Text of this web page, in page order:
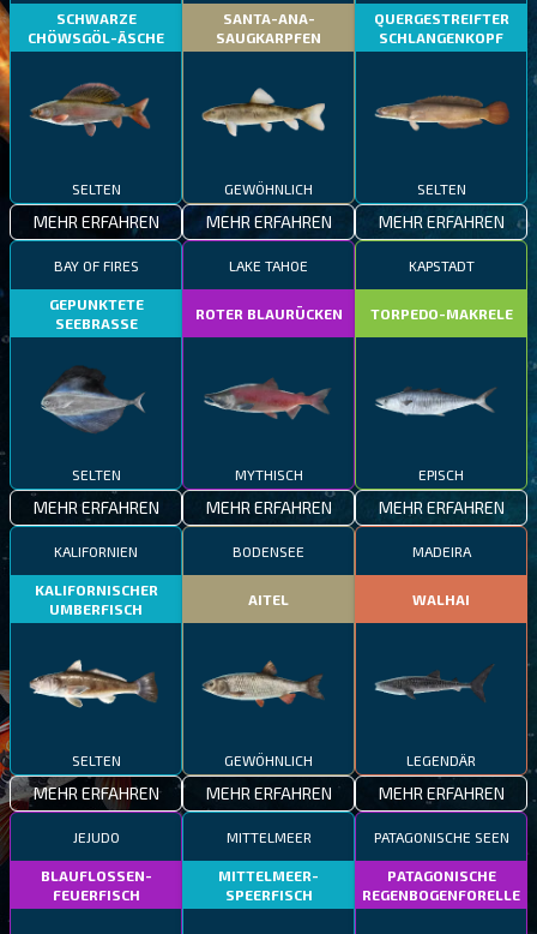
SCHWARZE
CHÖWSGÖL-ÄSCHE
SELTEN
MEHR ERFAHREN
SANTA-ANA-
SAUGKARPFEN
GEWÖHNLICH
MEHR ERFAHREN
QUERGESTREIFTER
SCHLANGENKOPF
SELTEN
MEHR ERFAHREN
BAY OF FIRES
GEPUNKTETE
SEEBRASSE
SELTEN
MEHR ERFAHREN
LAKE TAHOE
ROTER BLAURÜCKEN
MYTHISCH
MEHR ERFAHREN
KAPSTADT
TORPEDO-MAKRELE
EPISCH
MEHR ERFAHREN
KALIFORNIEN
KALIFORNISCHER
UMBERFISCH
SELTEN
MEHR ERFAHREN
BODENSEE
AITEL
GEWÖHNLICH
MEHR ERFAHREN
MADEIRA
WALHAI
LEGENDÄR
MEHR ERFAHREN
JEJUDO
BLAUFLOSSEN-
FEUERFISCH
MITTELMEER
MITTELMEER-
SPEERFISCH
PATAGONISCHE SEEN
PATAGONISCHE
REGENBOGENFORELLE